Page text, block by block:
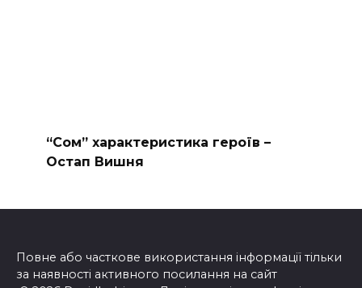
“Сом” характеристика героїв –
Остап Вишня
Повне або часткове використання інформації тільки
за наявності активного посилання на сайт